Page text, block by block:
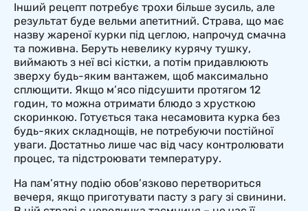
Інший рецепт потребує трохи більше зусиль, але
результат буде вельми апетитний. Страва, що має
назву жареної курки під цеглою, напрочуд смачна
та поживна. Беруть невелику курячу тушку,
виймають з неї всі кістки, а потім придавлюють
зверху будь-яким вантажем, щоб максимально
сплющити. Якщо м’ясо підсушити протягом 12
годин, то можна отримати блюдо з хрусткою
скоринкою. Готується така несамовита курка без
будь-яких складнощів, не потребуючи постійної
уваги. Достатньо лише час від часу контролювати
процес, та підстроювати температуру.
На пам’ятну подію обов’язково перетвориться
вечеря, якщо приготувати пасту з рагу зі свинини.